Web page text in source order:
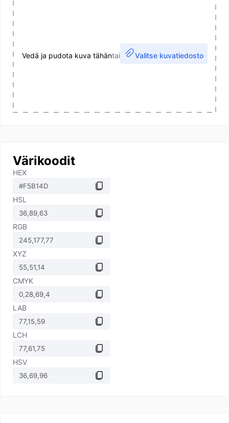
Vedä ja pudota kuva tähäntai Valitse kuvatiedosto
Värikoodit
HEX
HSL
RGB
XYZ
CMYK
LAB
LCH
HSV